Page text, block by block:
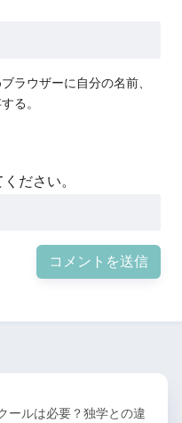
ラウザーに自分の名前、
る。
ださい。
ールは必要？独学との違